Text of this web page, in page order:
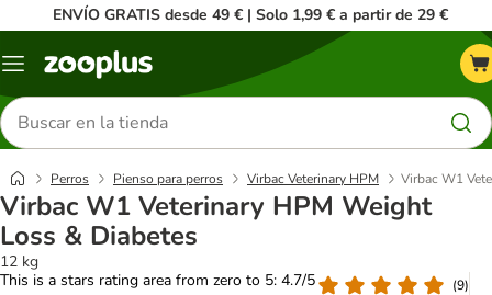
ENVÍO GRATIS desde 49 € | Solo 1,99 € a partir de 29 €
Menú
Buscar
productos
Perros Pienso para perros Virbac Veterinary HPM Virbac W1
Virbac W1 Veterinary HPM Weight
Loss & Diabetes
12 kg
This is a stars rating area from zero to 5: 4.7/5
(9)